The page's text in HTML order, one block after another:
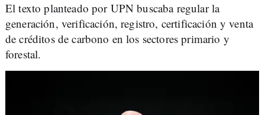
El texto planteado por UPN buscaba regular la
generación, verificación, registro, certificación y venta
de créditos de carbono en los sectores primario y
forestal.